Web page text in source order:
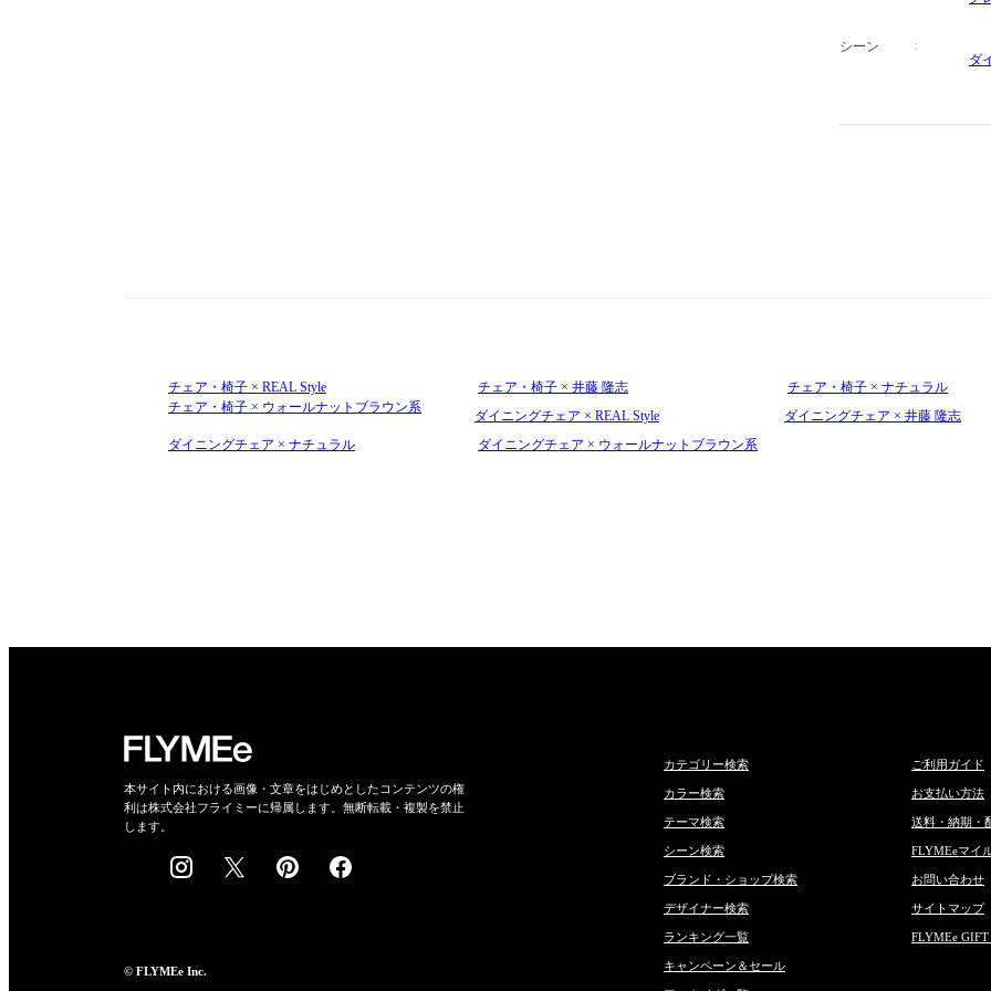
シーン
ダ
チェア・椅子 × REAL Style チェア・椅子 × 井藤 隆志
チェア・椅子 × ナチュラル
チェア・椅子 × ウォールナットブラウン系
ダイニングチェア × REAL Style
ダイニングチェア × 井藤 隆志
ダイニングチェア × ナチュラル
ダイニングチェア × ウォールナットブラウン系
本サイト内における画像・文章をはじめとしたコンテンツの権
利は株式会社フライミーに帰属します。無断転載・複製を禁止
します。
© FLYMEe Inc.
カテゴリー検索
カラー検索
テーマ検索
シーン検索
ブランド・ショップ検索
デザイナー検索
ランキング一覧
キャンペーン＆セール
ご利用ガイド
お支払い方法
送料・納期・
FLYMEeマイ
お問い合わせ
サイトマップ
FLYMEe